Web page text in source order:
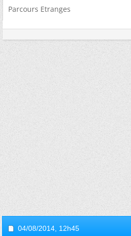
Parcours Etranges
04/08/2014, 12h45